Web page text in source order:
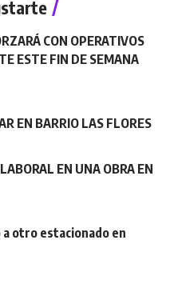
CON OPERATIVOS
ESTE FIN DE SEMANA
EN BARRIO LAS FLORES
EN UNA OBRA EN
otro estacionado en